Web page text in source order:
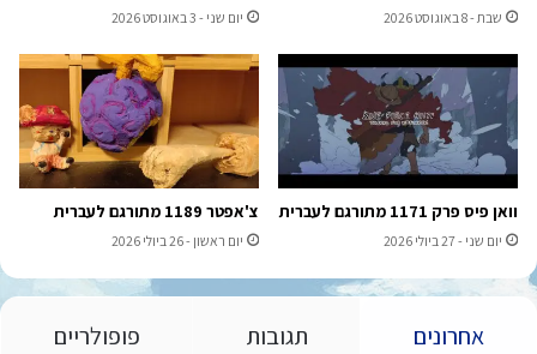
שבת - 8 באוגוסט 2026 יום שני - 3 באוגוסט 2026
וואן פיס פרק 1171 מתורגם לעברית
יום שני - 27 ביולי 2026
צ'אפטר 1189 מתורגם לעברית
יום ראשון - 26 ביולי 2026
אחרונים תגובות פופולריים